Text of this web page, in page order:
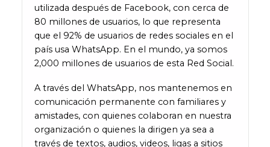
utilizada después de Facebook, con cerca de
80 millones de usuarios, lo que representa
que el 92% de usuarios de redes sociales en el
país usa WhatsApp. En el mundo, ya somos
2,000 millones de usuarios de esta Red Social.
A través del WhatsApp, nos mantenemos en
comunicación permanente con familiares y
amistades, con quienes colaboran en nuestra
organización o quienes la dirigen ya sea a
través de textos, audios, videos, ligas a sitios